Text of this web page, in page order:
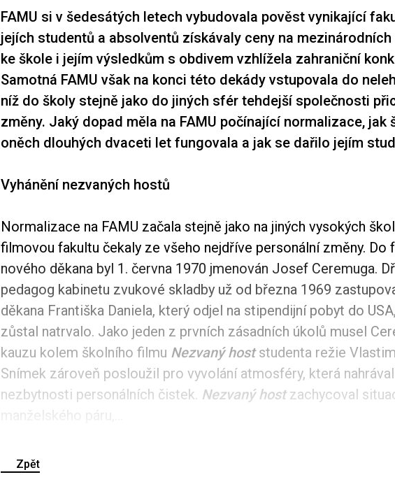
FAMU si v šedesátých letech vybudovala pověst vynikající
jejích studentů a absolventů získávaly ceny na mezinárodních
ke škole i jejím výsledkům s obdivem vzhlížela zahraniční
Samotná FAMU však na konci této dekády vstupovala do
níž do školy stejně jako do jiných sfér tehdejší společnosti
změny. Jaký dopad měla na FAMU počínající normalizace, jak
oněch dlouhých dvaceti let fungovala a jak se dařilo jejím
Vyhánění nezvaných hostů
Normalizace na FAMU začala stejně jako na jiných vysokých
filmovou fakultu čekaly ze všeho nejdříve personální změny. Do
nového děkana byl 1. června 1970 jmenován Josef Ceremuga.
pedagog kabinetu zvukové skladby už od března 1969
děkana Františka Daniela, který odjel na stipendijní pobyt do
zůstal natrvalo. Jako jeden z prvních zásadních úkolů musel
kauzu kolem školního filmu Nezvaný hoststudenta režie
Snímek zároveň posloužil pro vyvolání atmosféry, která
nezbytnosti personálních čistek. Nezvaný hostzachycoval
manželského páru,...
Zpět